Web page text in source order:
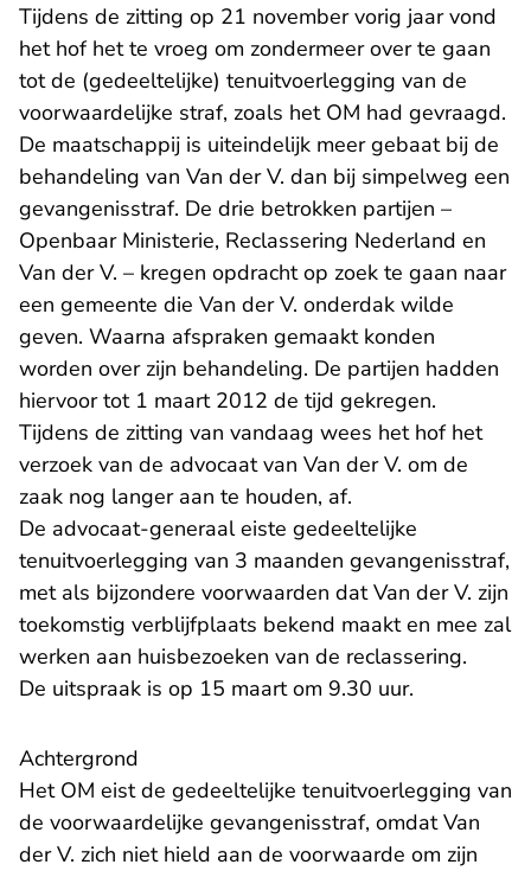
Tijdens de zitting op 21 november vorig jaar vond
het hof het te vroeg om zondermeer over te gaan
tot de (gedeeltelijke) tenuitvoerlegging van de
voorwaardelijke straf, zoals het OM had gevraagd.
De maatschappij is uiteindelijk meer gebaat bij de
behandeling van Van der V. dan bij simpelweg een
gevangenisstraf. De drie betrokken partijen –
Openbaar Ministerie, Reclassering Nederland en
Van der V. – kregen opdracht op zoek te gaan naar
een gemeente die Van der V. onderdak wilde
geven. Waarna afspraken gemaakt konden
worden over zijn behandeling. De partijen hadden
hiervoor tot 1 maart 2012 de tijd gekregen.
Tijdens de zitting van vandaag wees het hof het
verzoek van de advocaat van Van der V. om de
zaak nog langer aan te houden, af.
De advocaat-generaal eiste gedeeltelijke
tenuitvoerlegging van 3 maanden gevangenisstraf,
met als bijzondere voorwaarden dat Van der V. zijn
toekomstig verblijfplaats bekend maakt en mee zal
werken aan huisbezoeken van de reclassering.
De uitspraak is op 15 maart om 9.30 uur.
Achtergrond
Het OM eist de gedeeltelijke tenuitvoerlegging van
de voorwaardelijke gevangenisstraf, omdat Van
der V. zich niet hield aan de voorwaarde om zijn